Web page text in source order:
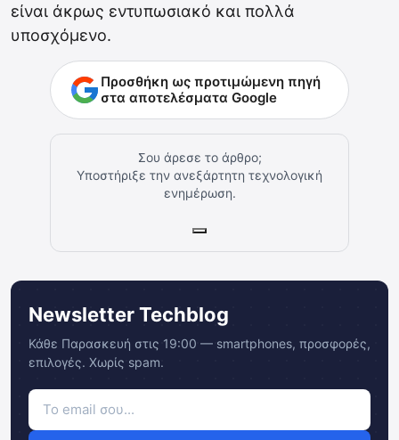
είναι άκρως εντυπωσιακό και πολλά
υποσχόμενο.
Προσθήκη ως προτιμώμενη πηγή
στα αποτελέσματα Google
Σου άρεσε το άρθρο;
Υποστήριξε την ανεξάρτητη τεχνολογική
ενημέρωση.
Newsletter Techblog
Κάθε Παρασκευή στις 19:00 — smartphones, προσφορές,
επιλογές. Χωρίς spam.